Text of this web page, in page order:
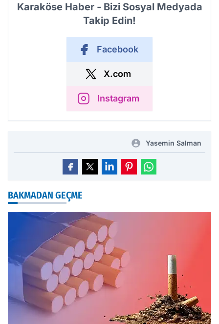
Karaköse Haber - Bizi Sosyal Medyada
Takip Edin!
Facebook
X.com
Instagram
Yasemin Salman
BAKMADAN GEÇME